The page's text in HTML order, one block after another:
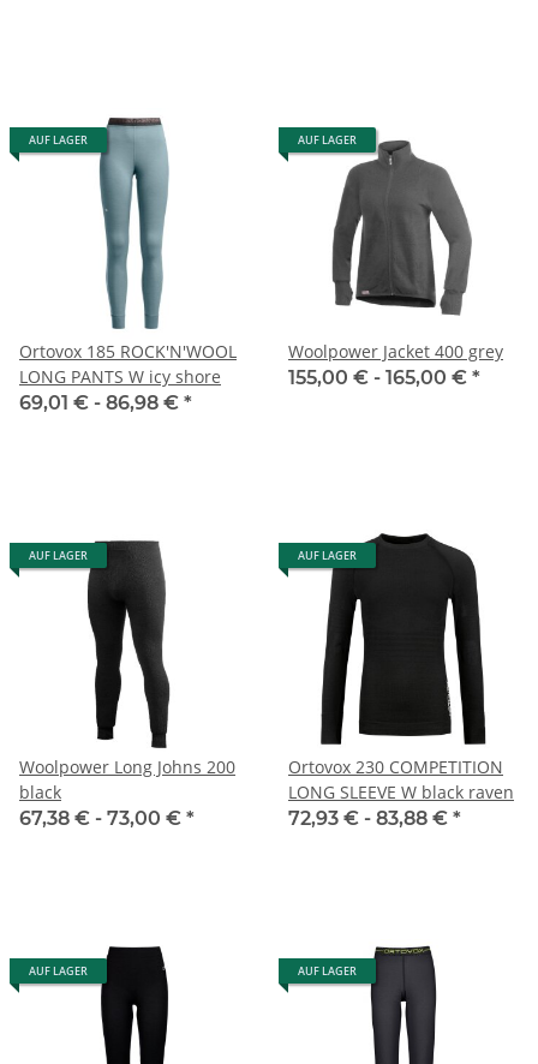
AUF LAGER
Ortovox 185 ROCK'N'WOOL
LONG PANTS W icy shore
69,01 € - 86,98 € *
AUF LAGER
Woolpower Jacket 400 grey
155,00 € - 165,00 € *
AUF LAGER
Woolpower Long Johns 200
black
67,38 € - 73,00 € *
AUF LAGER
Ortovox 230 COMPETITION
LONG SLEEVE W black raven
72,93 € - 83,88 € *
AUF LAGER AUF LAGER